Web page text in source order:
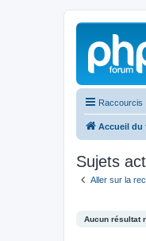
Raccourcis
Accueil du
Sujets
Aller sur la
Aucun résultat